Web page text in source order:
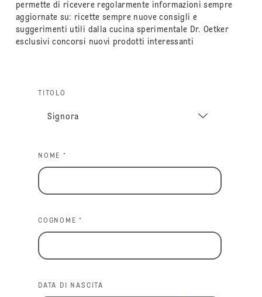
permette di ricevere regolarmente informazioni sempre
aggiornate su: ricette sempre nuove consigli e
suggerimenti utili dalla cucina sperimentale Dr. Oetker
esclusivi concorsi nuovi prodotti interessanti
TITOLO
NOME *
COGNOME *
DATA DI NASCITA